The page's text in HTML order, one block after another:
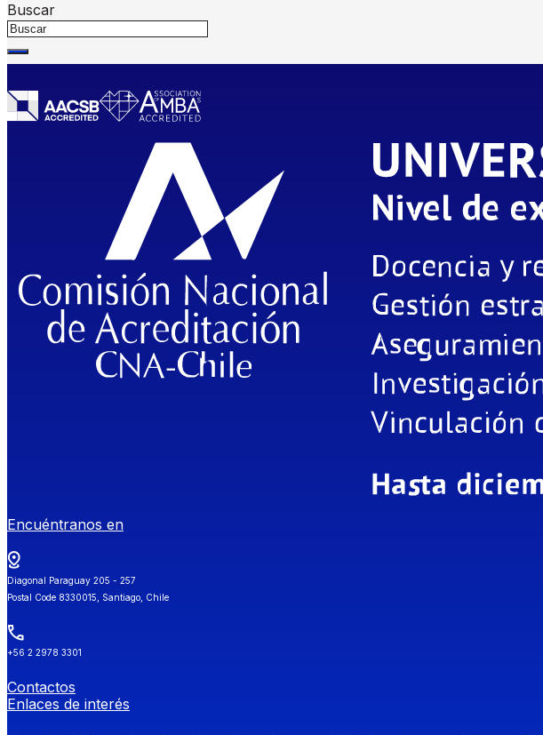
Buscar
Encuéntranos en
Diagonal Paraguay 205 - 257
Postal Code 8330015, Santiago, Chile
+56 2 2978 3301
Contactos
Enlaces de interés